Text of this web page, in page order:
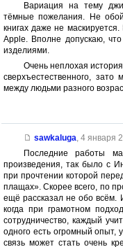
Вариация на тему
тёмные пожелания. Не
книгах даже не
Apple. Вполне допускаю,
изделиями.
Очень неплохая
сверхъестественного,
между людьми разного
sawkaluga, 4 января
Последние работы
произведения, так было с
при прочтении которой
плащах». Скорее всего, по
ещё рассказал не обо всём.
когда при грамотном
сотрудничество, каждый
одного есть огромный опыт,
связь может стать очень